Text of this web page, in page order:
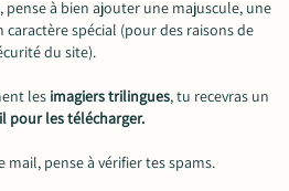
à bien ajouter une majuscule, une
spécial (pour des raisons de
du site).
lesimagiers trilingues, tu recevras un
pour les télécharger.
mail, pense à vérifier tes spams.